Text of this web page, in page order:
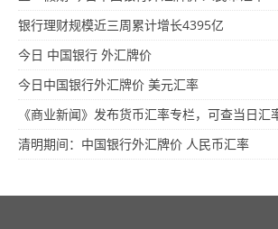
银行理财规模近三周累计增长4395亿
今日 中国银行 外汇牌价
今日中国银行外汇牌价 美元汇率
《商业新闻》发布货币汇率专栏，可查当日汇
清明期间：中国银行外汇牌价 人民币汇率